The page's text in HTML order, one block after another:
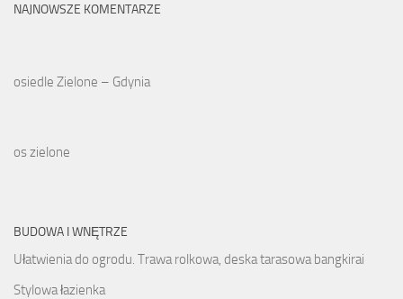
NAJNOWSZE KOMENTARZE
osiedle Zielone – Gdynia
os zielone
BUDOWA I WNĘTRZE
Ułatwienia do ogrodu. Trawa rolkowa, deska tarasowa bangkirai
Stylowa łazienka